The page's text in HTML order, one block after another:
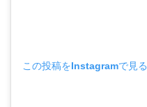
この投稿をInstagramで見る